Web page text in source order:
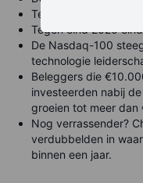
Tegen augustus
Tegen eind 2020
De Nasdaq-100
technologie
Beleggers die
investeerden nabij
groeien tot meer dan
Nog verrassender?
verdubbelden in
binnen een jaar.